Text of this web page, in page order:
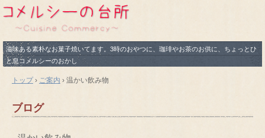
滋味ある素朴なお菓子焼いてます。3時のおやつに、珈琲やお茶のお供に、ちょっとひ
と息コメルシーのおかし
トップ› ご案内 › 温かい飲み物
ブログ